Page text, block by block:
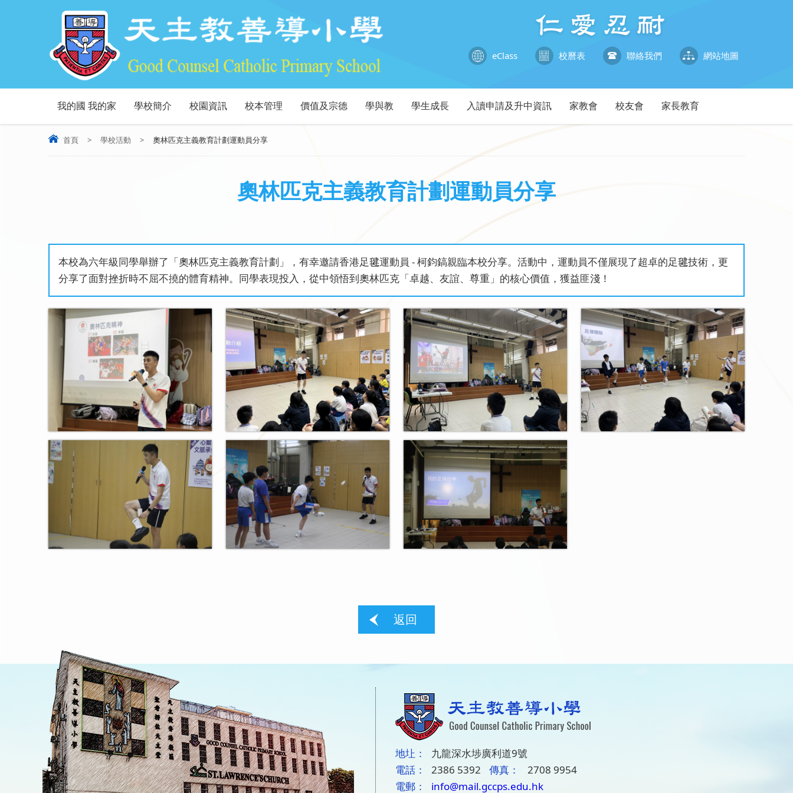
eClass 校曆表 聯絡我們 網站地圖
我的國 我的家 學校簡介 校園資訊 校本管理 價值及宗德 學與教 學生成長 入讀申請及升中資訊 家教會 校友會 家長教育
首頁 > 學校活動 > 奧林匹克主義教育計劃運動員分享
奧林匹克主義教育計劃運動員分享
本校為六年級同學舉辦了「奧林匹克主義教育計劃」，有幸邀請香港足毽運動員 - 柯鈞鎬親臨本校分享。活動中，運動員不僅展現了超卓的足毽技術，更
分享了面對挫折時不屈不撓的體育精神。同學表現投入，從中領悟到奧林匹克「卓越、友誼、尊重」的核心價值，獲益匪淺！
返回
地圵：
九龍深水埗廣利道9號
電話：
2386 5392 傳真：
2708 9954
電郵：
info@mail.gccps.edu.hk